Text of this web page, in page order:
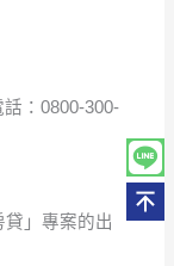
：0800-300-
」專案的出